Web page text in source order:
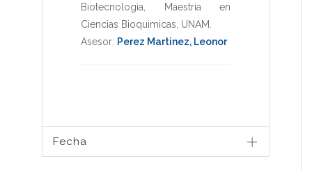
Biotecnologia
Maestria en
Ciencias Bioquimicas UNAM
Asesor: Perez Martinez, Leonor
Fecha